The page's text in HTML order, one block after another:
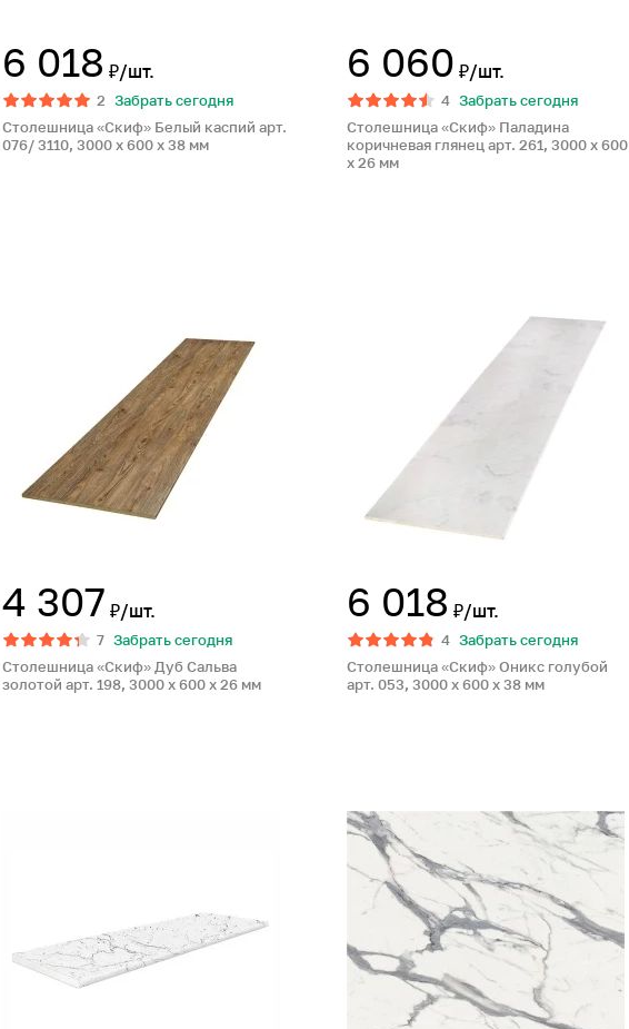
6 018 ₽/шт.
2 Забрать сегодня
Столешница «Скиф» Белый каспий арт.
076/ 3110, 3000 x 600 x 38 мм
6 060 ₽/шт.
4 Забрать сегодня
Столешница «Скиф» Паладина
коричневая глянец арт. 261, 3000 x 600
x 26 мм
4 307 ₽/шт.
7 Забрать сегодня
Столешница «Скиф» Дуб Сальва
золотой арт. 198, 3000 x 600 x 26 мм
6 018 ₽/шт.
4 Забрать сегодня
Столешница «Скиф» Оникс голубой
арт. 053, 3000 x 600 x 38 мм